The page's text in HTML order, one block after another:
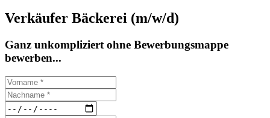
Verkäufer Bäckerei (m/w/d)
Ganz unkompliziert ohne Bewerbungsmappe
bewerben...